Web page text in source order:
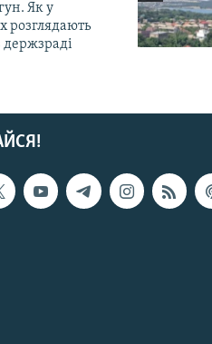
Як у
розглядають